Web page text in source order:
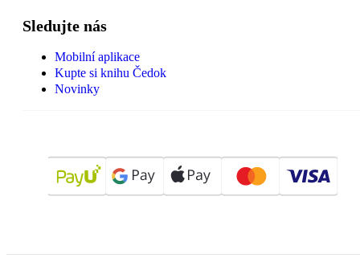
Sledujte nás
Mobilní aplikace
Kupte si knihu Čedok
Novinky